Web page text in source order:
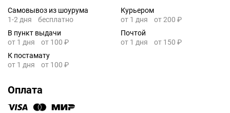
Самовывоз из шоурума
1-2 дня
бесплатно
Курьером
от 1 дня
от 200 ₽
В пункт выдачи
от 1 дня
от 100 ₽
Почтой
от 1 дня
от 150 ₽
К постамату
от 1 дня
от 100 ₽
Оплата